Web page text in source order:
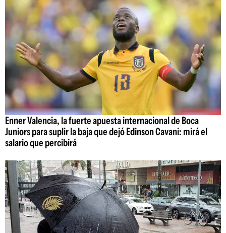
Enner Valencia, la fuerte apuesta internacional de Boca
Juniors para suplir la baja que dejó Edinson Cavani: mirá el
salario que percibirá